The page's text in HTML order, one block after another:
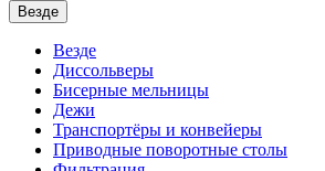
Везде
Везде
Диссольверы
Бисерные мельницы
Дежи
Транспортёры и конвейеры
Приводные поворотные столы